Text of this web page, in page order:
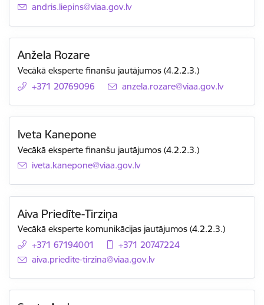
E-pasts:
andris.liepins@viaa.gov.lv
Anžela Rozare
Vecākā eksperte finanšu jautājumos (4.2.2.3.)
+371 20769096
E-pasts:
anzela.rozare@viaa.gov.lv
Iveta Kanepone
Vecākā eksperte finanšu jautājumos (4.2.2.3.)
E-pasts:
iveta.kanepone@viaa.gov.lv
Aiva Priedīte-Tirziņa
Vecākā eksperte komunikācijas jautājumos (4.2.2.3.)
+371 67194001
+371 20747224
E-pasts:
aiva.priedite-tirzina@viaa.gov.lv